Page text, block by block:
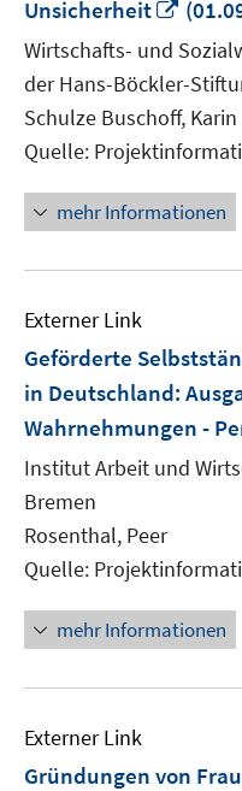
Unsicherheit
In
neuem
Wirtschafts- und
der Hans-Böckler-
Schulze Buschoff, Karin
Quelle:
mehr Informationen
Externer Link
Geförderte
in Deutschland:
Wahrnehmungen -
Institut Arbeit und
Bremen
Rosenthal, Peer
Quelle:
mehr Informationen
Externer Link
Gründungen von